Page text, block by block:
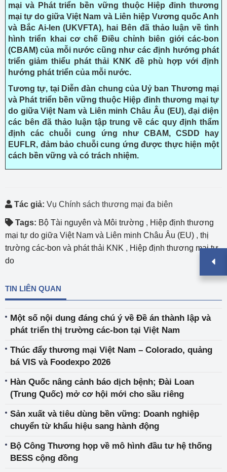
mại và Phát triển bền vững thuộc Hiệp đinh thương
mại tự do giữa Việt Nam và Liên hiệp Vương quốc Anh
và Bắc Ai-len (UKVFTA), hai Bên đã thảo luận về tình
hình triển khai cơ chế Điều chỉnh biên giới các-bon
(CBAM) của mỗi nước cũng như các định hướng phát
triển giảm thiểu phát thải KNK đề phù hợp với định
hướng phát triển của mỗi nước.
Tương tự, tại Diễn đàn chung của Uỷ ban Thương mại
và Phát triển bền vững thuộc Hiệp đinh thương mại tự
do giữa Việt Nam và Liên minh Châu Âu (EU), đại diện
các bên đã thảo luận tập trung về các quy định thẩm
định các chuỗi cung ứng như CBAM, CSDD hay
EUFLR, đảm bảo chuỗi cung ứng được thực hiện một
cách bền vững và có trách nhiệm.
Tác giả: Vụ Chính sách thương mại đa biên
Tags: Bộ Tài nguyên và Môi trường , Hiệp định thương
mại tự do giữa Việt Nam và Liên minh Châu Âu (EU) , thị
trường các-bon và phát thải KNK , Hiệp định thương mại tự
do
TIN LIÊN QUAN
Một số nội dung đáng chú ý về Đề án thành lập và
phát triển thị trường các-bon tại Việt Nam
Thúc đẩy thương mại Việt Nam – Colorado, quảng
bá VIS và Foodexpo 2026
Hàn Quốc nâng cảnh báo dịch bệnh; Đài Loan
(Trung Quốc) mở cơ hội mới cho sầu riêng
Sản xuất và tiêu dùng bền vững: Doanh nghiệp
chuyển từ khẩu hiệu sang hành động
Bộ Công Thương họp về mô hình đầu tư hệ thống
BESS cộng đồng